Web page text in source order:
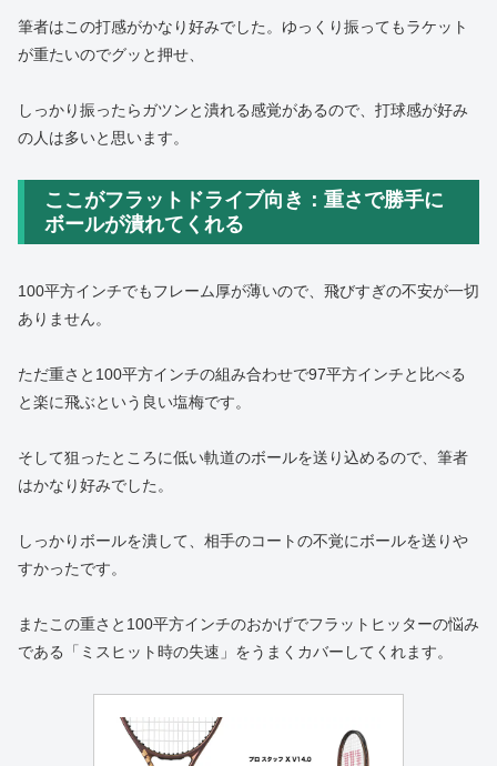
筆者はこの打感がかなり好みでした。ゆっくり振ってもラケット
が重たいのでグッと押せ、
しっかり振ったらガツンと潰れる感覚があるので、打球感が好み
の人は多いと思います。
ここがフラットドライブ向き：重さで勝手に
ボールが潰れてくれる
100平方インチでもフレーム厚が薄いので、飛びすぎの不安が一切
ありません。
ただ重さと100平方インチの組み合わせで97平方インチと比べる
と楽に飛ぶという良い塩梅です。
そして狙ったところに低い軌道のボールを送り込めるので、筆者
はかなり好みでした。
しっかりボールを潰して、相手のコートの不覚にボールを送りや
すかったです。
またこの重さと100平方インチのおかげでフラットヒッターの悩み
である「ミスヒット時の失速」をうまくカバーしてくれます。